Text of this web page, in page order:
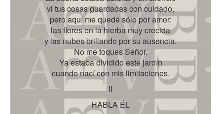
vi tus cosas guardadas con cuidado,
pero aquí me quedé sólo por amor:
las flores en la hierba muy crecida
y las nubes brillando por su ausencia.
No me toques Señor.
Ya estaba dividido este jardín
cuando nací con mis limitaciones.
II
HABLA ÉL